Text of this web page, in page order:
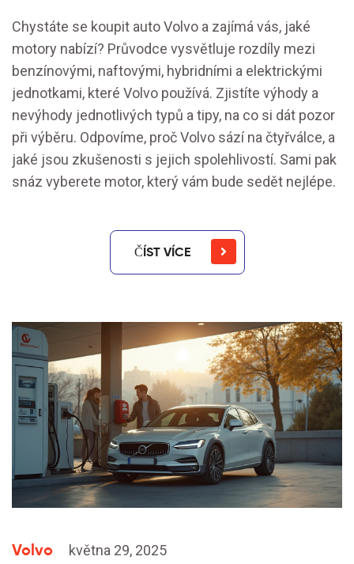
Chystáte se koupit auto Volvo a zajímá vás, jaké
motory nabízí? Průvodce vysvětluje rozdíly mezi
benzínovými, naftovými, hybridními a elektrickými
jednotkami, které Volvo používá. Zjistíte výhody a
nevýhody jednotlivých typů a tipy, na co si dát pozor
při výběru. Odpovíme, proč Volvo sází na čtyřválce, a
jaké jsou zkušenosti s jejich spolehlivostí. Sami pak
snáz vyberete motor, který vám bude sedět nejlépe.
ČÍST VÍCE
Volvo května 29, 2025